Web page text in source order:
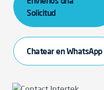
Solicitud
Chatear en WhatsApp